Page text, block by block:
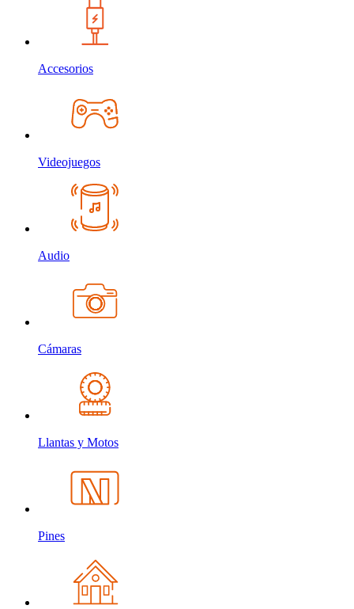
Accesorios
Videojuegos
Audio
Cámaras
Llantas y Motos
Pines